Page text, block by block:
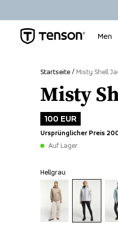
Men
Startseite Misty Shell
Misty
100 EUR
Ursprünglicher Preis
Auf Lager
Hellgrau